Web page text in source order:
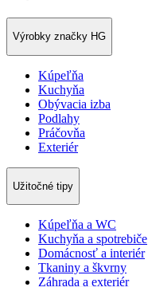
Výrobky značky HG
Kúpeľňa
Kuchyňa
Obývacia izba
Podlahy
Práčovňa
Exteriér
Užitočné tipy
Kúpeľňa a WC
Kuchyňa a spotrebiče
Domácnosť a interiér
Tkaniny a škvrny
Záhrada a exteriér